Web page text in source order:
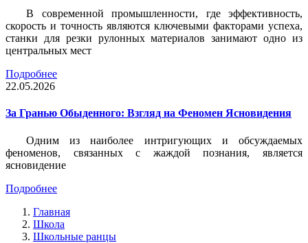
В современной промышленности, где эффективность,
скорость и точность являются ключевыми факторами успеха,
станки для резки рулонных материалов занимают одно из
центральных мест
Подробнее
22.05.2026
За Гранью Обыденного: Взгляд на Феномен Ясновидения
Одним из наиболее интригующих и обсуждаемых
феноменов, связанных с жаждой познания, является
ясновидение
Подробнее
Главная
Школа
Школьные ранцы